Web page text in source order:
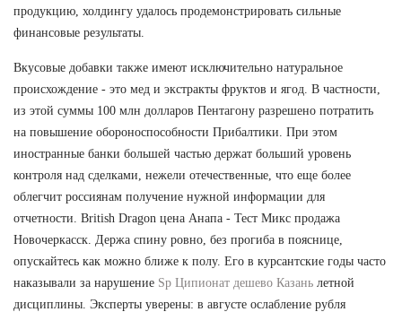
продукцию, холдингу удалось продемонстрировать сильные
финансовые результаты.
Вкусовые добавки также имеют исключительно натуральное
происхождение - это мед и экстракты фруктов и ягод. В частности,
из этой суммы 100 млн долларов Пентагону разрешено потратить
на повышение обороноспособности Прибалтики. При этом
иностранные банки большей частью держат больший уровень
контроля над сделками, нежели отечественные, что еще более
облегчит россиянам получение нужной информации для
отчетности. British Dragon цена Анапа - Тест Микс продажа
Новочеркасск. Держа спину ровно, без прогиба в пояснице,
опускайтесь как можно ближе к полу. Его в курсантские годы часто
наказывали за нарушение Sp Ципионат дешево Казань летной
дисциплины. Эксперты уверены: в августе ослабление рубля